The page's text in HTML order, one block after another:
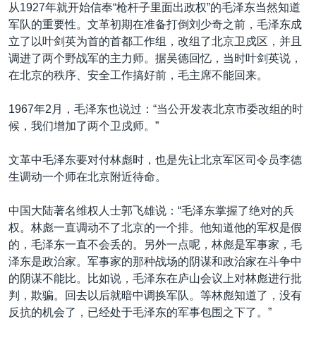
从1927年就开始信奉“枪杆子里面出政权”的毛泽东当然知道
军队的重要性。文革初期在准备打倒刘少奇之前，毛泽东成
立了以叶剑英为首的首都工作组，改组了北京卫戍区，并且
调进了两个野战军的主力师。据吴德回忆，当时叶剑英说，
在北京的秩序、安全工作搞好前，毛主席不能回来。
1967年2月，毛泽东也说过：“当公开发表北京市委改组的时
候，我们增加了两个卫戍师。”
文革中毛泽东要对付林彪时，也是先让北京军区司令员李德
生调动一个师在北京附近待命。
中国大陆著名维权人士郭飞雄说：“毛泽东掌握了绝对的兵
权。林彪一直调动不了北京的一个排。他知道他的军权是假
的，毛泽东一直不会丢的。另外一点呢，林彪是军事家，毛
泽东是政治家。军事家的那种战场的阴谋和政治家在斗争中
的阴谋不能比。比如说，毛泽东在庐山会议上对林彪进行批
判，欺骗。回去以后就暗中调换军队。等林彪知道了，没有
反抗的机会了，已经处于毛泽东的军事包围之下了。”